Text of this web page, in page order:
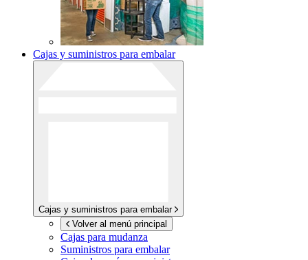
Cajas y suministros para embalar
Cajas y suministros para embalar
Volver al menú principal
Cajas para mudanza
Suministros para embalar